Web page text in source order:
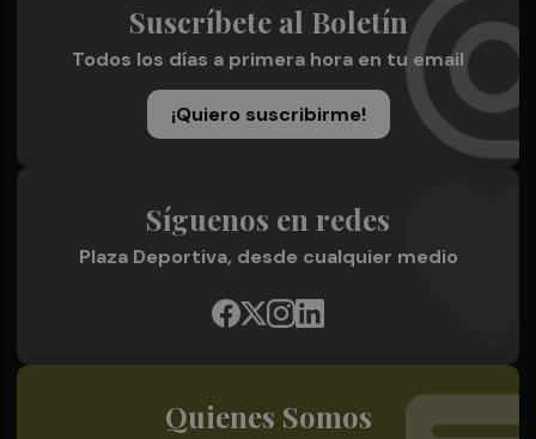
Suscríbete al Boletín
Todos los días a primera hora en tu email
¡Quiero suscribirme!
Síguenos en redes
Plaza Deportiva, desde cualquier medio
Quienes Somos